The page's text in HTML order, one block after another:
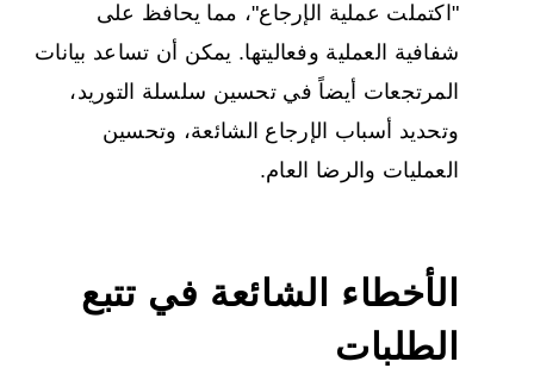
"اكتملت عملية الإرجاع"، مما يحافظ على
شفافية العملية وفعاليتها. يمكن أن تساعد بيانات
المرتجعات أيضاً في تحسين سلسلة التوريد،
وتحديد أسباب الإرجاع الشائعة، وتحسين
العمليات والرضا العام.
الأخطاء الشائعة في تتبع
الطلبات